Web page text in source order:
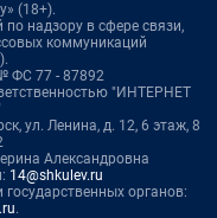
(18+).
надзору в сфере связи,
коммуникаций
ФС 77 - 87892
"ИНТЕРНЕТ
ул. Ленина, д. 12, 6 этаж, 8
Александровна
14@shkulev.ru
органов:
.